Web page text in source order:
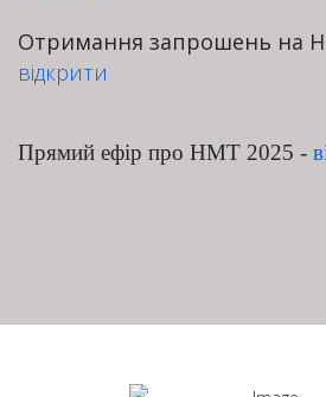
Отримання запрошень на
відкрити
Прямий ефір про НМТ 2025 -